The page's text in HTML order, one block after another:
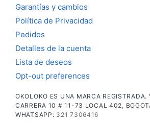
Garantías y cambios
Política de Privacidad
Pedidos
Detalles de la cuenta
Lista de deseos
Opt-out preferences
OKOLOKO ES UNA MARCA REGISTRADA.
CARRERA 10 # 11-73 LOCAL 402,
WHATSAPP: 321 7306416